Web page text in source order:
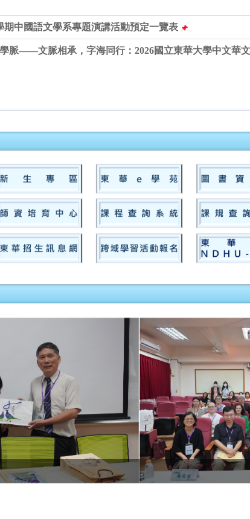
期中國語文學系專題演講活動預定一覽表
學脈——文脈相承，字海同行：2026國立東華大學中文華